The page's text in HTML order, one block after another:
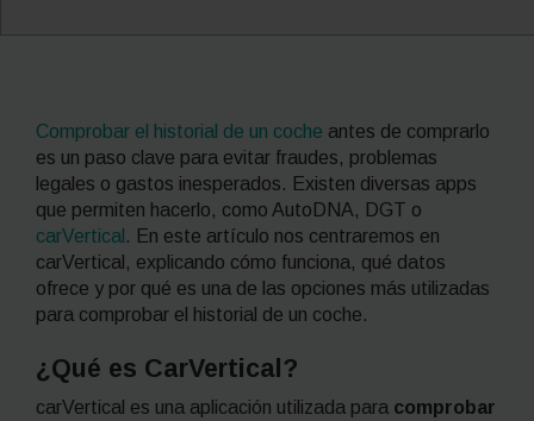
Comprobar el historial de un coche antes de comprarlo
es un paso clave para evitar fraudes, problemas
legales o gastos inesperados. Existen diversas apps
que permiten hacerlo, como AutoDNA, DGT o
carVertical . En este artículo nos centraremos en
carVertical, explicando cómo funciona, qué datos
ofrece y por qué es una de las opciones más utilizadas
para comprobar el historial de un coche.
¿Qué es CarVertical?
carVertical es una aplicación utilizada para comprobar